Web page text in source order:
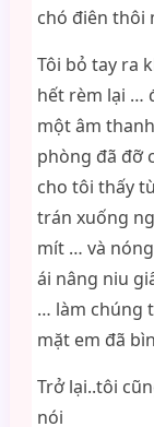
chó điên thôi
Tôi bỏ tay ra
hết rèm lại …
một âm
phòng đã đỡ
cho tôi thấy
trán xuống
mít … và
ái nâng niu
… làm chúng
mặt em đã
Trở lại..tôi
nói